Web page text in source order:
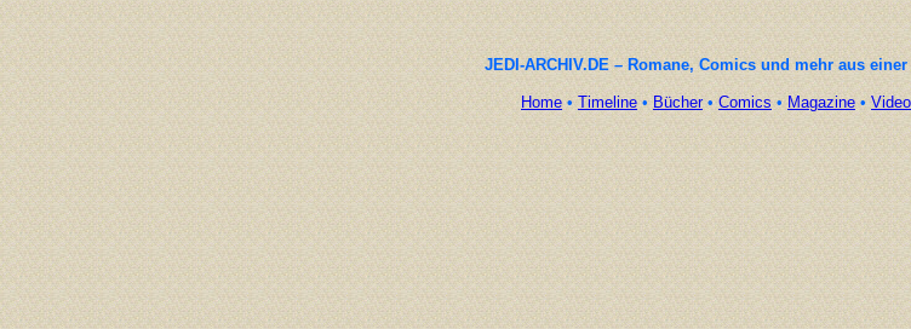
JEDI-ARCHIV.DE – Romane, Comics und mehr aus
Home •Timeline •Bücher •Comics• Magazine •